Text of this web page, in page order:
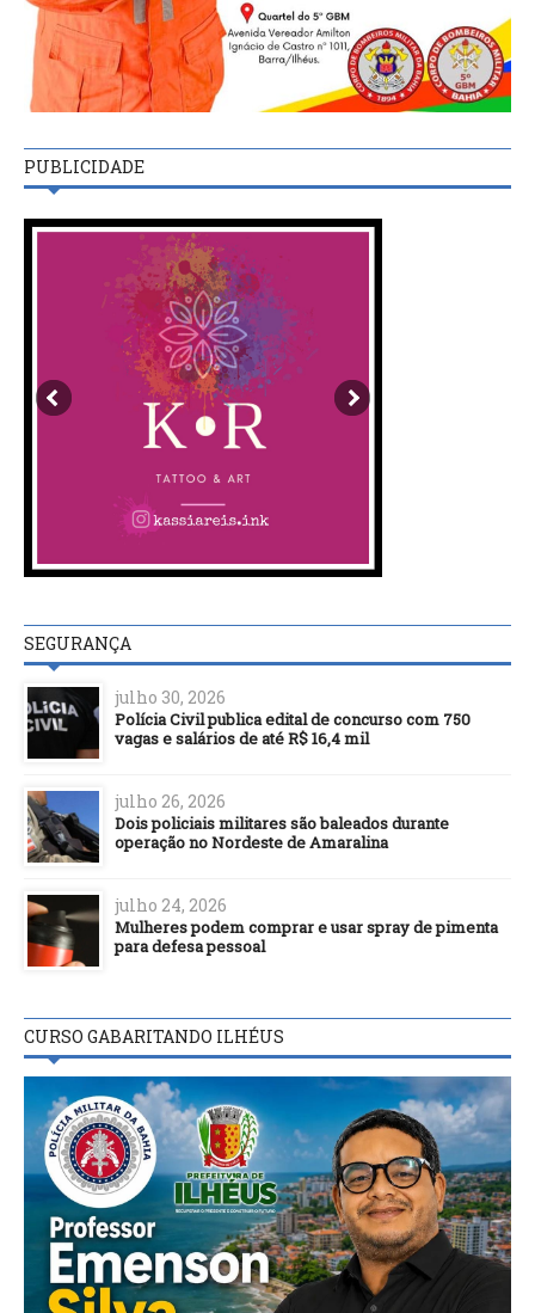
PUBLICIDADE
SEGURANÇA
julho 30, 2026
Polícia Civil publica edital de concurso com 750
vagas e salários de até R$ 16,4 mil
julho 26, 2026
Dois policiais militares são baleados durante
operação no Nordeste de Amaralina
julho 24, 2026
Mulheres podem comprar e usar spray de pimenta
para defesa pessoal
CURSO GABARITANDO ILHÉUS